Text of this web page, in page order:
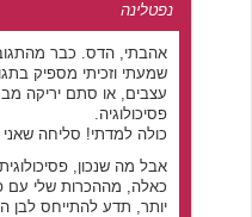
נפטלינה
אהבתי, הדס. כבר
שמעתי וזכיתי מספיק
עצבים, או סתם יריקה
פסיכולוגיה.
כולה למדתי! סליחה
אבל מה שנכון,
כאלה, מההכרות שלי עם
יותר, תדע להתייחס לבן